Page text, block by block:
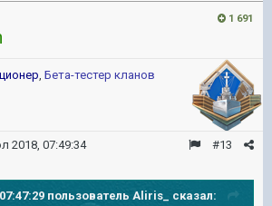
1 691
Бета-тестер кланов
#13
2018, 07:49:34
пользователь Aliris_ сказал: